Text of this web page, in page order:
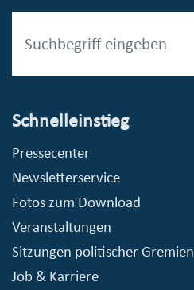
Schnelleinstieg
Pressecenter
Newsletterservice
Fotos zum Download
Veranstaltungen
Sitzungen politischer Gremien
Job & Karriere